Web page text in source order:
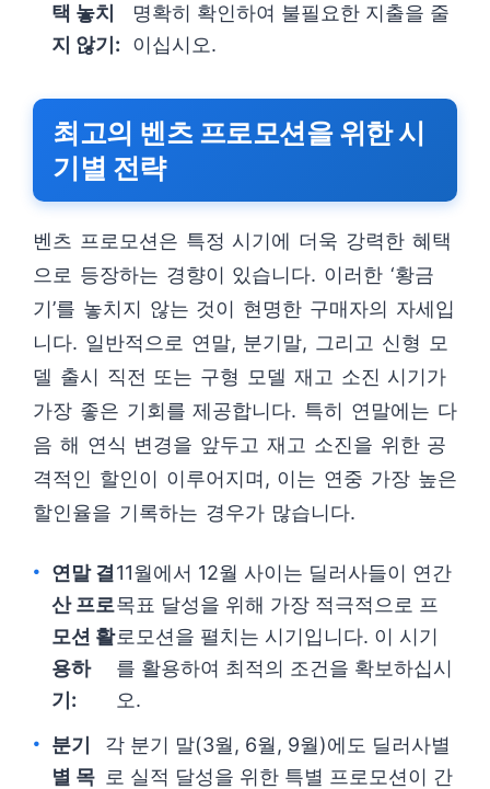
택 놓치
지 않기:
명확히 확인하여 불필요한 지출을 줄
이십시오.
최고의 벤츠 프로모션을 위한 시
기별 전략
벤츠 프로모션은 특정 시기에 더욱 강력한 혜택
으로 등장하는 경향이 있습니다. 이러한 ‘황금
기’를 놓치지 않는 것이 현명한 구매자의 자세입
니다. 일반적으로 연말, 분기말, 그리고 신형 모
델 출시 직전 또는 구형 모델 재고 소진 시기가
가장 좋은 기회를 제공합니다. 특히 연말에는 다
음 해 연식 변경을 앞두고 재고 소진을 위한 공
격적인 할인이 이루어지며, 이는 연중 가장 높은
할인율을 기록하는 경우가 많습니다.
연말 결
산 프로
모션 활
용하
기:
11월에서 12월 사이는 딜러사들이 연간
목표 달성을 위해 가장 적극적으로 프
로모션을 펼치는 시기입니다. 이 시기
를 활용하여 최적의 조건을 확보하십시
오.
분기
별 목
각 분기 말(3월, 6월, 9월)에도 딜러사별
로 실적 달성을 위한 특별 프로모션이 간